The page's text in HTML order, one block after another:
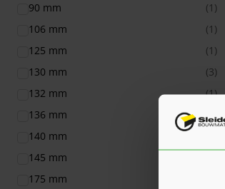
90 mm
(1)
106 mm
(1)
125 mm
(1)
130 mm
(3)
132 mm
(1)
136 mm
(1)
140 mm
145 mm
175 mm